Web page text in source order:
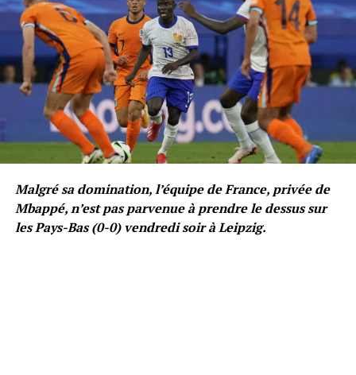
Malgré sa domination, l’équipe de France, privée de
Mbappé, n’est pas parvenue à prendre le dessus sur
les Pays-Bas (0-0) vendredi soir à Leipzig.